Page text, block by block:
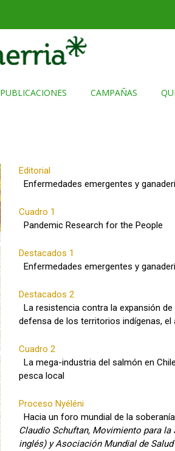
PUBLICACIONES CAMPAÑAS
Editorial
Enfermedades emergentes y
Cuadro 1
Pandemic Research for the People
Destacados 1
Enfermedades emergentes y
Destacados 2
La resistencia contra la expansión
defensa de los territorios indígenas, el
Cuadro 2
La mega-industria del salmón en
pesca local
Proceso Nyéléni
Hacia un foro mundial de la
Claudio Schuftan, Movimiento para
inglés) y Asociación Mundial de